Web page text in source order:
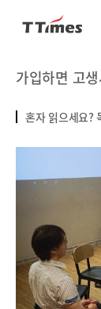
가입하면 고
혼자 읽으세요?